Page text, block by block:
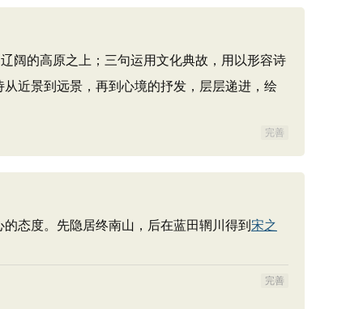
阔的高原之上；三句运用文化典故，用以形容诗
近景到远景，再到心境的抒发，层层递进，绘
完善
态度。先隐居终南山，后在蓝田辋川得到 宋之
完善